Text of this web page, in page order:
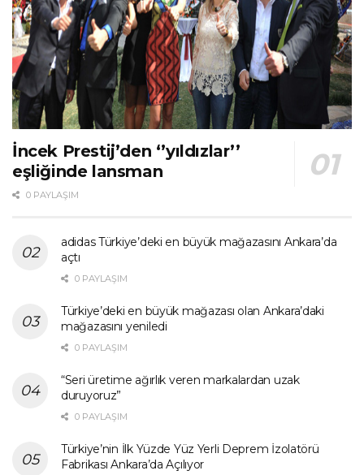
İncek Prestij’den ‘’yıldızlar’’
eşliğinde lansman
0 PAYLAŞIM
adidas Türkiye’deki en büyük mağazasını Ankara’da
açtı
0 PAYLAŞIM
Türkiye’deki en büyük mağazası olan Ankara’daki
mağazasını yeniledi
0 PAYLAŞIM
“Seri üretime ağırlık veren markalardan uzak
duruyoruz”
0 PAYLAŞIM
Türkiye’nin İlk Yüzde Yüz Yerli Deprem İzolatörü
Fabrikası Ankara’da Açılıyor